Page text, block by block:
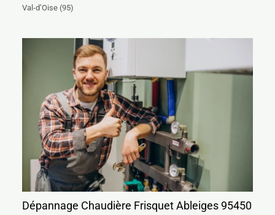
Val-d’Oise (95)
Dépannage Chaudière Frisquet Ableiges 95450